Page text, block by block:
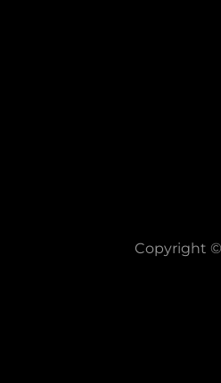
Copyright